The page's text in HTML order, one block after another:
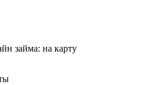
займа: на карту